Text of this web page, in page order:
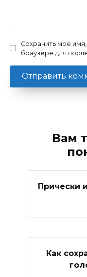
Сохранить моё
браузере для
Вам
Прически
Как